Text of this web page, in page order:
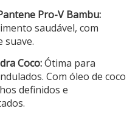
Pro-V Bambu:
saudável, com
suave.
Coco:Ótima para
Com óleo de coco
definidos e